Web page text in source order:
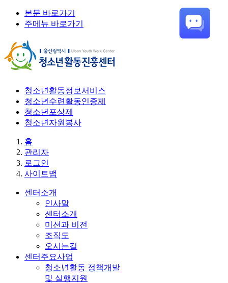
본문 바로가기
주메뉴 바로가기
청소년활동정보서비스
청소년수련활동인증제
청소년포상제
청소년자원봉사
홈
관리자
로그인
사이트맵
센터소개
인사말
센터소개
미션과 비전
조직도
오시는길
센터주요사업
청소년활동 정책개발
및 실행지원